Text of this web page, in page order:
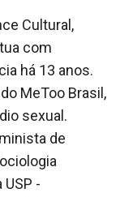
Cultural,
com
há 13 anos.
MeToo Brasil,
sexual.
de
-